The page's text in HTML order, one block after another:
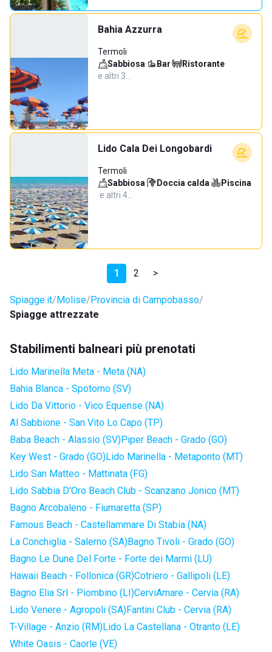
Bahia Azzurra
Termoli
Sabbiosa· Bar· Ristorante·
e altri 3…
Lido Cala Dei Longobardi
Termoli
Sabbiosa· Doccia calda·
Piscina
·e altri 4…
1 2 >
Spiagge.it Molise Provincia di Campobasso
Spiagge attrezzate
Stabilimenti balneari più prenotati
Lido Marinella Meta - Meta (NA)
Bahia Blanca - Spotorno (SV)
Lido Da Vittorio - Vico Equense (NA)
Al Sabbione - San Vito Lo Capo (TP)
Baba Beach - Alassio (SV)Piper Beach - Grado (GO)
Key West - Grado (GO)Lido Marinella - Metaponto (MT)
Lido San Matteo - Mattinata (FG)
Lido Sabbia D'Oro Beach Club - Scanzano Jonico (MT)
Bagno Arcobaleno - Fiumaretta (SP)
Famous Beach - Castellammare Di Stabia (NA)
La Conchiglia - Salerno (SA)Bagno Tivoli - Grado (GO)
Bagno Le Dune Del Forte - Forte dei Marmi (LU)
Hawaii Beach - Follonica (GR)Cotriero - Gallipoli (LE)
Bagno Elia Srl - Piombino (LI)CerviAmare - Cervia (RA)
Lido Venere - Agropoli (SA)Fantini Club - Cervia (RA)
T-Village - Anzio (RM)Lido La Castellana - Otranto (LE)
White Oasis - Caorle (VE)